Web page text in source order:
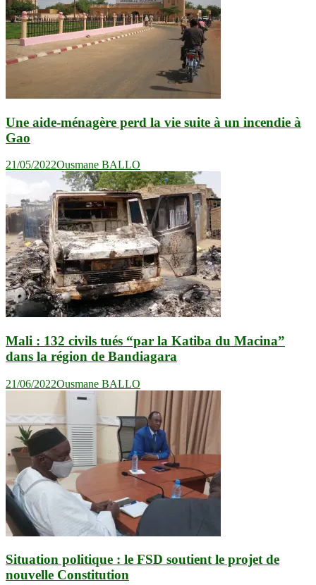
Une aide-ménagère perd la vie suite à un incendie à
Gao
21/05/2022Ousmane BALLO
Mali : 132 civils tués “par la Katiba du Macina”
dans la région de Bandiagara
21/06/2022Ousmane BALLO
Situation politique : le FSD soutient le projet de
nouvelle Constitution